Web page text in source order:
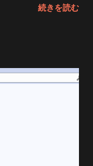
・・ でまあ、とり
下に
見 中身はこんな
with your
(and child
your application is
Build
続きを読む